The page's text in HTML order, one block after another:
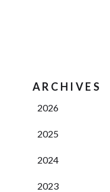
ARCHIVES
2026
2025
2024
2023